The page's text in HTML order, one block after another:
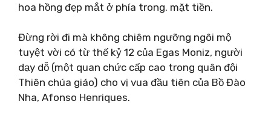
hoa hồng đẹp mắt ở phía trong. mặt tiền.
Đừng rời đi mà không chiêm ngưỡng ngôi mộ
tuyệt vời có từ thế kỷ 12 của Egas Moniz, người
dạy dỗ (một quan chức cấp cao trong quân đội
Thiên chúa giáo) cho vị vua đầu tiên của Bồ Đào
Nha, Afonso Henriques.